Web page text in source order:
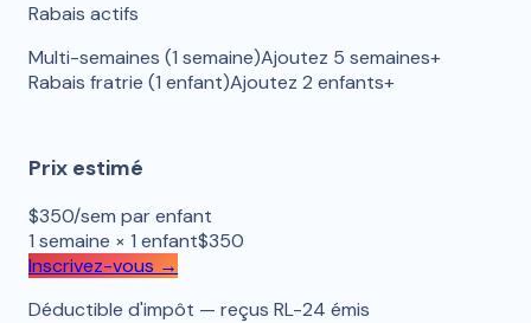
Rabais actifs
Multi-semaines (1 semaine)Ajoutez 5 semaines+
Rabais fratrie (1 enfant)Ajoutez 2 enfants+
Prix estimé
$350/sem par enfant
1 semaine × 1 enfant$350
Inscrivez-vous →
Déductible d'impôt — reçus RL-24 émis